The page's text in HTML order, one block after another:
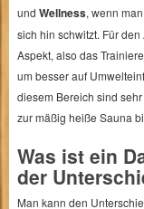
und Wellness, wenn
sich hin schwitzt. Für
Aspekt, also das
um besser auf
diesem Bereich sind
zur mäßig heiße Sauna
Was ist ein
der
Man kann den